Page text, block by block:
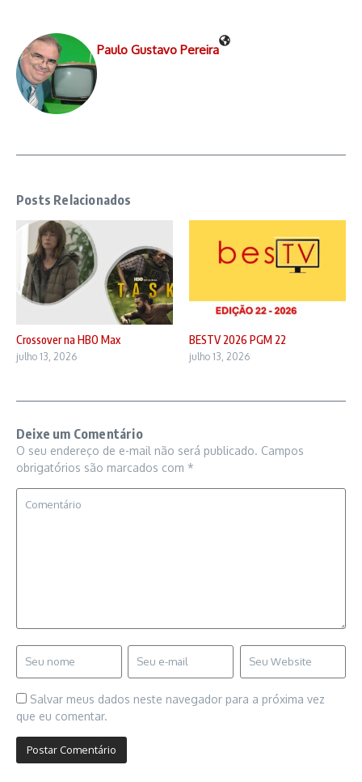
Paulo Gustavo Pereira
Posts Relacionados
Crossover na HBO Max
julho 13, 2026
BESTV 2026 PGM 22
julho 13, 2026
Deixe um Comentário
O seu endereço de e-mail não será publicado. Campos
obrigatórios são marcados com *
Salvar meus dados neste navegador para a próxima vez
que eu comentar.